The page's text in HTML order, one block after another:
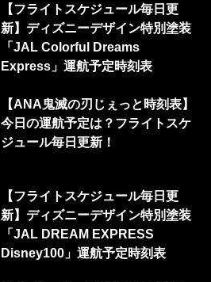
【フライトスケジュール毎日更
新】ディズニーデザイン特別塗装
「JAL Colorful Dreams
Express」運航予定時刻表
【ANA鬼滅の刃じぇっと時刻表】
今日の運航予定は？フライトスケ
ジュール毎日更新！
【フライトスケジュール毎日更
新】ディズニーデザイン特別塗装
「JAL DREAM EXPRESS
Disney100」運航予定時刻表